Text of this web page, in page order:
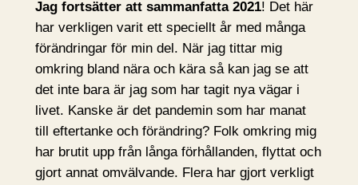
Jag fortsätter att sammanfatta 2021! Det här
har verkligen varit ett speciellt år med många
förändringar för min del. När jag tittar mig
omkring bland nära och kära så kan jag se att
det inte bara är jag som har tagit nya vägar i
livet. Kanske är det pandemin som har manat
till eftertanke och förändring? Folk omkring mig
har brutit upp från långa förhållanden, flyttat och
gjort annat omvälvande. Flera har gjort verkligt